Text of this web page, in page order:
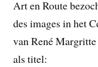
Art en Route
des images in het
van René
als titel: